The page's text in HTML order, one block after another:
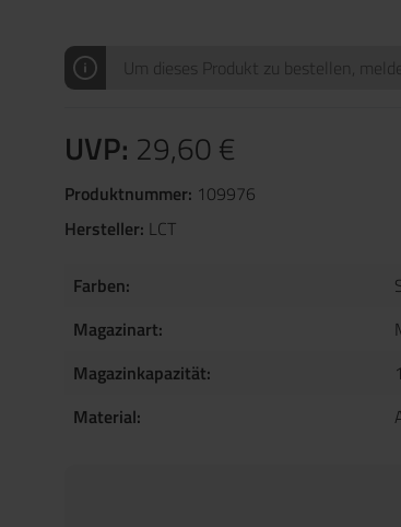
Um dieses Produkt zu bestellen,
UVP: 29,60 €
Produktnummer: 109976
Hersteller: LCT
Farben:
Magazinart:
Magazinkapazität:
Material: